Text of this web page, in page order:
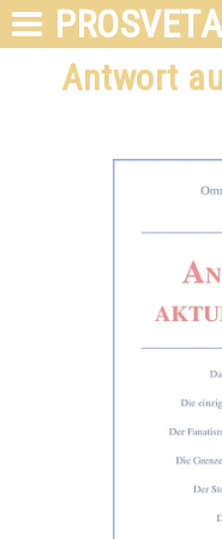
PROSVETA
Antwort